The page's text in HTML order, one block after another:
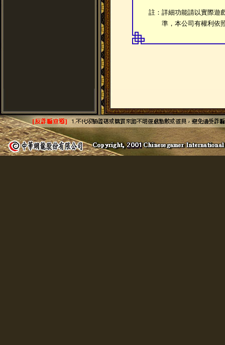
註：詳細功能請以實際遊
準，本公司有權利依